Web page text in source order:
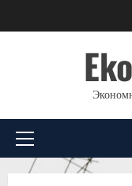
к
Основное
меню